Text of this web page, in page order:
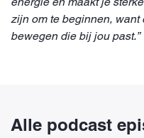
zijn om te beginnen, want
bewegen die bij jou past.”
Alle podcast